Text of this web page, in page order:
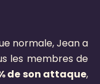
normale, Jean a
les membres de
de son attaque,